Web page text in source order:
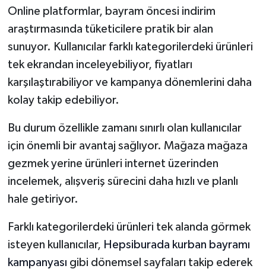
Online platformlar, bayram öncesi indirim
araştırmasında tüketicilere pratik bir alan
sunuyor. Kullanıcılar farklı kategorilerdeki ürünleri
tek ekrandan inceleyebiliyor, fiyatları
karşılaştırabiliyor ve kampanya dönemlerini daha
kolay takip edebiliyor.
Bu durum özellikle zamanı sınırlı olan kullanıcılar
için önemli bir avantaj sağlıyor. Mağaza mağaza
gezmek yerine ürünleri internet üzerinden
incelemek, alışveriş sürecini daha hızlı ve planlı
hale getiriyor.
Farklı kategorilerdeki ürünleri tek alanda görmek
isteyen kullanıcılar, Hepsiburada kurban bayramı
kampanyası gibi dönemsel sayfaları takip ederek